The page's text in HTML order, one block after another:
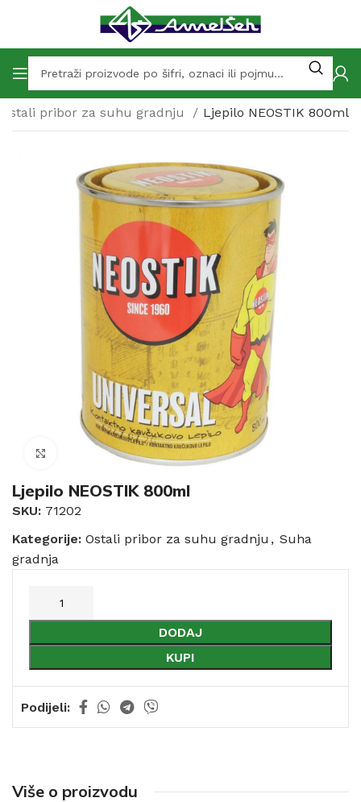
Ostali pribor za suhu gradnju Ljepilo NEOSTIK 800ml
Click to enlarge
Ljepilo NEOSTIK 800ml
SKU: 71202
Kategorije: Ostali pribor za suhu gradnju , Suha
gradnja
DODAJ
KUPI
Podijeli:
Više o proizvodu